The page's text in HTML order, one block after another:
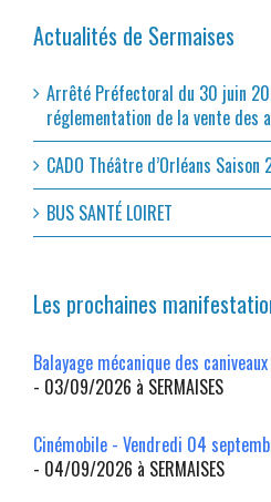
Actualités de Sermaises
Arrêté Préfectoral du 30 juin
réglementation de la vente
CADO Théâtre d’Orléans
BUS SANTÉ LOIRET
Les prochaines
Balayage mécanique des caniveaux
- 03/09/2026 à SERMAISES
Cinémobile - Vendredi 04
- 04/09/2026 à SERMAISES